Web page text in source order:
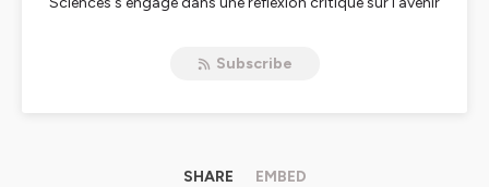
spécialistes qui apportent leur expertise sur les enjeux
Subscribe
SHARE EMBED